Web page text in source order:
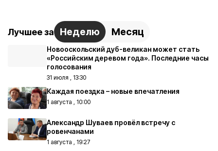
Лучшее за Неделю Месяц
Новооскольский дуб-великан может стать
«Российским деревом года». Последние часы
голосования
31 июля , 13:30
Каждая поездка – новые впечатления
1 августа , 10:00
Александр Шуваев провёл встречу с
ровенчанами
1 августа , 19:27